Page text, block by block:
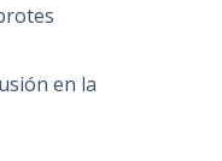
en la